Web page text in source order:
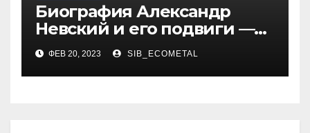
Биография Александр
Невский и его подвиги —
история жизни великого
князя, защитника Руси
ФЕВ 20, 2023 SIB_ECOMETAL